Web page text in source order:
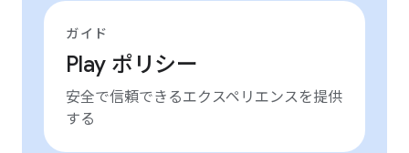
ガイド
Play ポリシー
安全で信頼できるエクスペリエンスを提供
する